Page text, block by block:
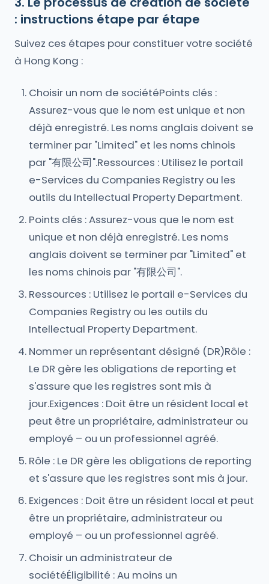
: instructions étape par étape
Suivez ces étapes pour constituer votre société
à Hong Kong :
Choisir un nom de sociétéPoints clés :
Assurez-vous que le nom est unique et non
déjà enregistré. Les noms anglais doivent se
terminer par "Limited" et les noms chinois
par "有限公司".Ressources : Utilisez le portail
e-Services du Companies Registry ou les
outils du Intellectual Property Department.
Points clés : Assurez-vous que le nom est
unique et non déjà enregistré. Les noms
anglais doivent se terminer par "Limited" et
les noms chinois par "有限公司".
Ressources : Utilisez le portail e-Services du
Companies Registry ou les outils du
Intellectual Property Department.
Nommer un représentant désigné (DR)Rôle :
Le DR gère les obligations de reporting et
s'assure que les registres sont mis à
jour.Exigences : Doit être un résident local et
peut être un propriétaire, administrateur ou
employé – ou un professionnel agréé.
Rôle : Le DR gère les obligations de reporting
et s'assure que les registres sont mis à jour.
Exigences : Doit être un résident local et peut
être un propriétaire, administrateur ou
employé – ou un professionnel agréé.
Choisir un administrateur de
sociétéÉligibilité : Au moins un